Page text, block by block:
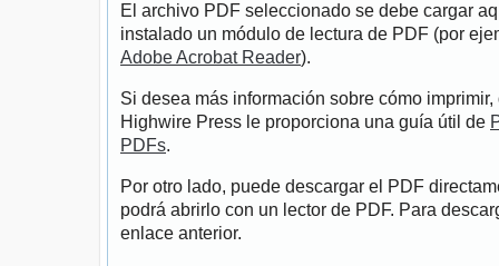
El archivo PDF seleccionado se debe cargar
instalado un módulo de lectura de PDF (por
Adobe Acrobat Reader).
Si desea más información sobre cómo
Highwire Press le proporciona una guía útil de
PDFs.
Por otro lado, puede descargar el PDF
podrá abrirlo con un lector de PDF. Para
enlace anterior.